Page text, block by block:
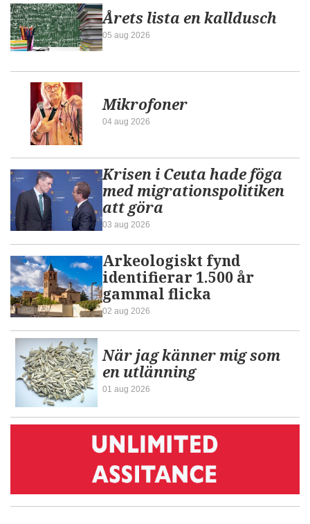
Årets lista en kalldusch
05 aug 2026
Mikrofoner
04 aug 2026
Krisen i Ceuta hade föga
med migrationspolitiken
att göra
03 aug 2026
Arkeologiskt fynd
identifierar 1.500 år
gammal flicka
02 aug 2026
När jag känner mig som
en utlänning
01 aug 2026